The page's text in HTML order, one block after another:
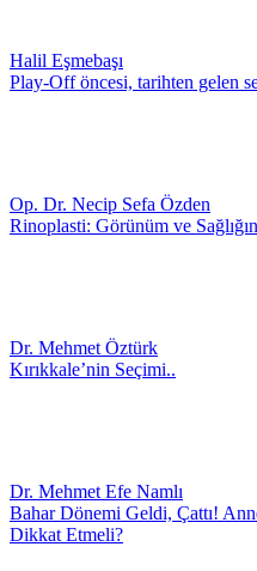
Halil Eşmebaşı
Play-Off öncesi, tarihten gelen
Op. Dr. Necip Sefa Özden
Rinoplasti: Görünüm ve
Dr. Mehmet Öztürk
Kırıkkale’nin Seçimi..
Dr. Mehmet Efe Namlı
Bahar Dönemi Geldi, Çattı!
Dikkat Etmeli?